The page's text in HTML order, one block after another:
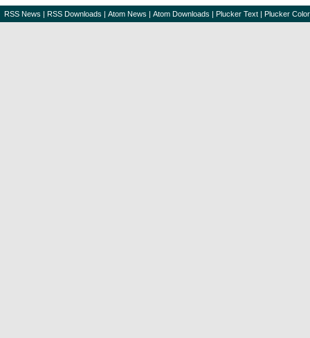
RSS News | RSS Downloads | Atom News | Atom Downloads | Plucker Text | Plucker Color